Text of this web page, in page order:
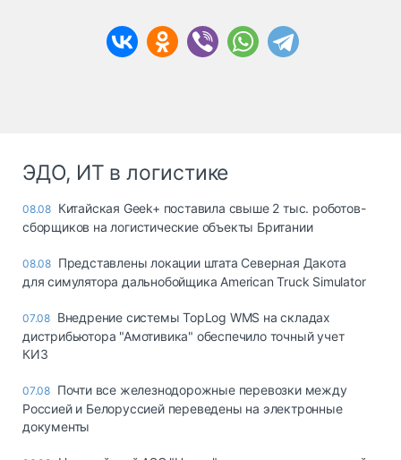
ЭДО, ИТ в логистике
08.08 Китайская Geek+ поставила свыше 2 тыс. роботов-
сборщиков на логистические объекты Британии
08.08 Представлены локации штата Северная Дакота
для симулятора дальнобойщика American Truck Simulator
07.08 Внедрение системы TopLog WMS на складах
дистрибьютора "Амотивика" обеспечило точный учет
КИЗ
07.08 Почти все железнодорожные перевозки между
Россией и Белоруссией переведены на электронные
документы